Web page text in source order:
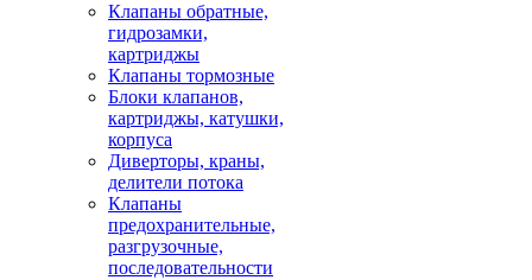
Клапаны обратные,
гидрозамки,
картриджы
Клапаны тормозные
Блоки клапанов,
картриджы, катушки,
корпуса
Диверторы, краны,
делители потока
Клапаны
предохранительные,
разгрузочные,
последовательности